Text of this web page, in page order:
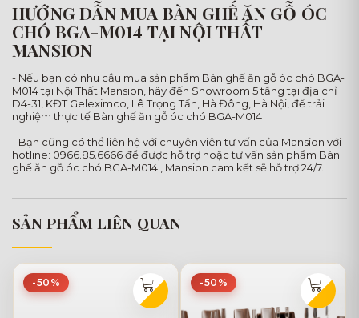
HƯỚNG DẪN MUA BÀN GHẾ ĂN GỖ ÓC
CHÓ BGA-M014 TẠI NỘI THẤT
MANSION
- Nếu bạn có nhu cầu mua sản phẩm Bàn ghế ăn gỗ óc chó BGA-
M014 tại Nội Thất Mansion, hãy đến Showroom 5 tầng tại địa chỉ
D4-31, KĐT Geleximco, Lê Trọng Tấn, Hà Đông, Hà Nội, để trải
nghiệm thực tế Bàn ghế ăn gỗ óc chó BGA-M014
- Bạn cũng có thể liên hệ với chuyên viên tư vấn của Mansion với
hotline: 0966.85.6666 để được hỗ trợ hoặc tư vấn sản phẩm Bàn
ghế ăn gỗ óc chó BGA-M014 , Mansion cam kết sẽ hỗ trợ 24/7.
SẢN PHẨM LIÊN QUAN
-50% -50%